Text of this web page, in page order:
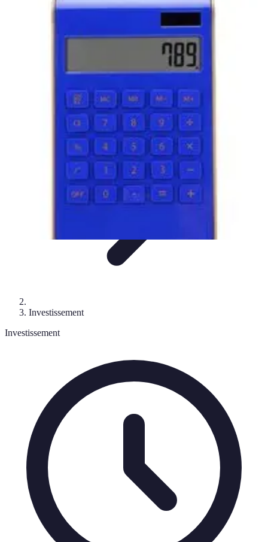
Opportunités Financières
Investissement
Investissement